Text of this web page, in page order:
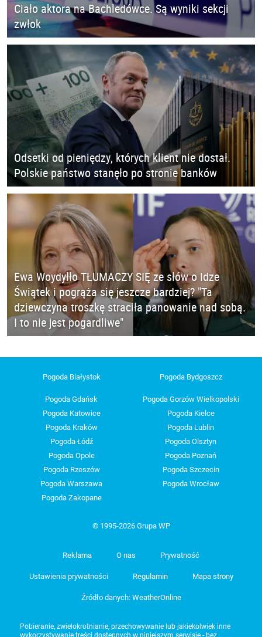
Ciało aktora na Bachledówce. Są wyniki sekcji
zwłok
Odsetki od pieniędzy, których klient nie dostał.
Polskie państwo stanęło po stronie banków
Ewa Woydyłło TŁUMACZY SIĘ ze słów o Idze
Świątek i pogrąża się jeszcze bardziej? "Ta
dziewczyna troszkę straciła panowanie nad sobą.
I to nie jest pogardliwe"
Pogoda Białystok Pogoda Bydgoszcz
Pogoda Gdańsk
Pogoda Gorzów Wielkopolski
Pogoda Katowice
Pogoda Kielce
Pogoda Kraków
Pogoda Lublin
Pogoda Łódź
Pogoda Olsztyn
Pogoda Opole
Pogoda Poznań
Pogoda Rzeszów
Pogoda Szczecin
Pogoda Warszawa
Pogoda Wrocław
Pogoda Zakopane
© 1995-2026 Grupa WP
Reklama O nas Prywatność
Ustawienia prywatności Regulamin Mapa strony
Źródło danych: WeatherOnline
Pobieranie, zwielokrotnianie, przechowywanie lub jakiekolwiek inne
wykorzystywanie treści dostępnych w niniejszym serwisie - bez